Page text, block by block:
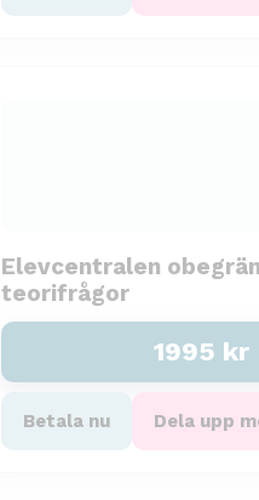
Elevcentralen
teorifrågor
1995 kr
Betala nu Dela upp